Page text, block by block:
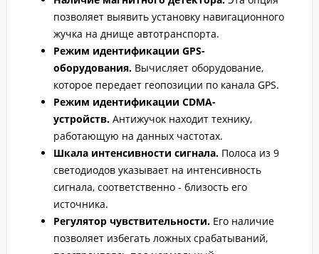
позволяет выявить установку навигационного
жучка на днище автотранспорта.
Режим идентификации GPS-
оборудования. Вычисляет оборудование,
которое передает геопозиции по канала GPS.
Режим идентификации CDMA-
устройств. Антижучок находит технику,
работающую на данных частотах.
Шкала интенсивности сигнала. Полоса из 9
светодиодов указывает на интенсивность
сигнала, соответственно - близость его
источника.
Регулятор чувствительности. Его наличие
позволяет избегать ложных срабатываний,